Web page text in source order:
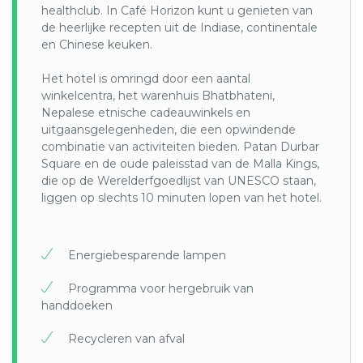
Voor deze reis doet u gezamenlijk met
WeTravelEco (50/50) een donatie van €25 aan één
boeking kunt selecteren:
* WCN ondersteunt natuurbehoud buiten
beschermde gebieden door verschillende
belanghebbenden van ontwikkeling,
natuurbeschermingsorganisaties, het
maatschappelijk middenveld en
gemeenschappen samen te brengen om een
WCN creëert op nationaal en lokaal niveau
positieve effecten op gebieden van ecologisch
belang door middel van bewustwording, educatie,
belangenbehartiging, capaciteitsopbouw,
* Kevin Rohan Memorial Eco Foundation: Deze
healthclub. In Café Horizon kunt u genieten van
de heerlijke recepten uit de Indiase, continentale
en Chinese keuken.
Het hotel is omringd door een aantal
winkelcentra, het warenhuis Bhatbhateni,
Nepalese etnische cadeauwinkels en
uitgaansgelegenheden, die een opwindende
combinatie van activiteiten bieden. Patan Durbar
Square en de oude paleisstad van de Malla Kings,
die op de Werelderfgoedlijst van UNESCO staan,
liggen op slechts 10 minuten lopen van het hotel.
Energiebesparende lampen
Programma voor hergebruik van
handdoeken
Recycleren van afval